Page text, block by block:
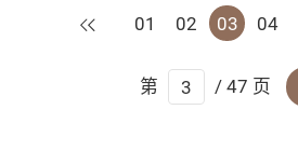
上一页
01 02 03 04
第 / 47 页